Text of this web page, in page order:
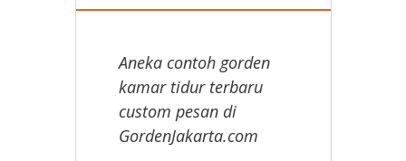
Aneka contoh gorden
kamar tidur terbaru
custom pesan di
GordenJakarta.com